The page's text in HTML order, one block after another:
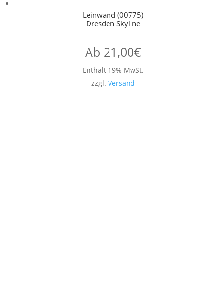
Leinwand (00775)
Dresden Skyline
Ab 21,00€
Enthält 19% MwSt.
zzgl. Versand